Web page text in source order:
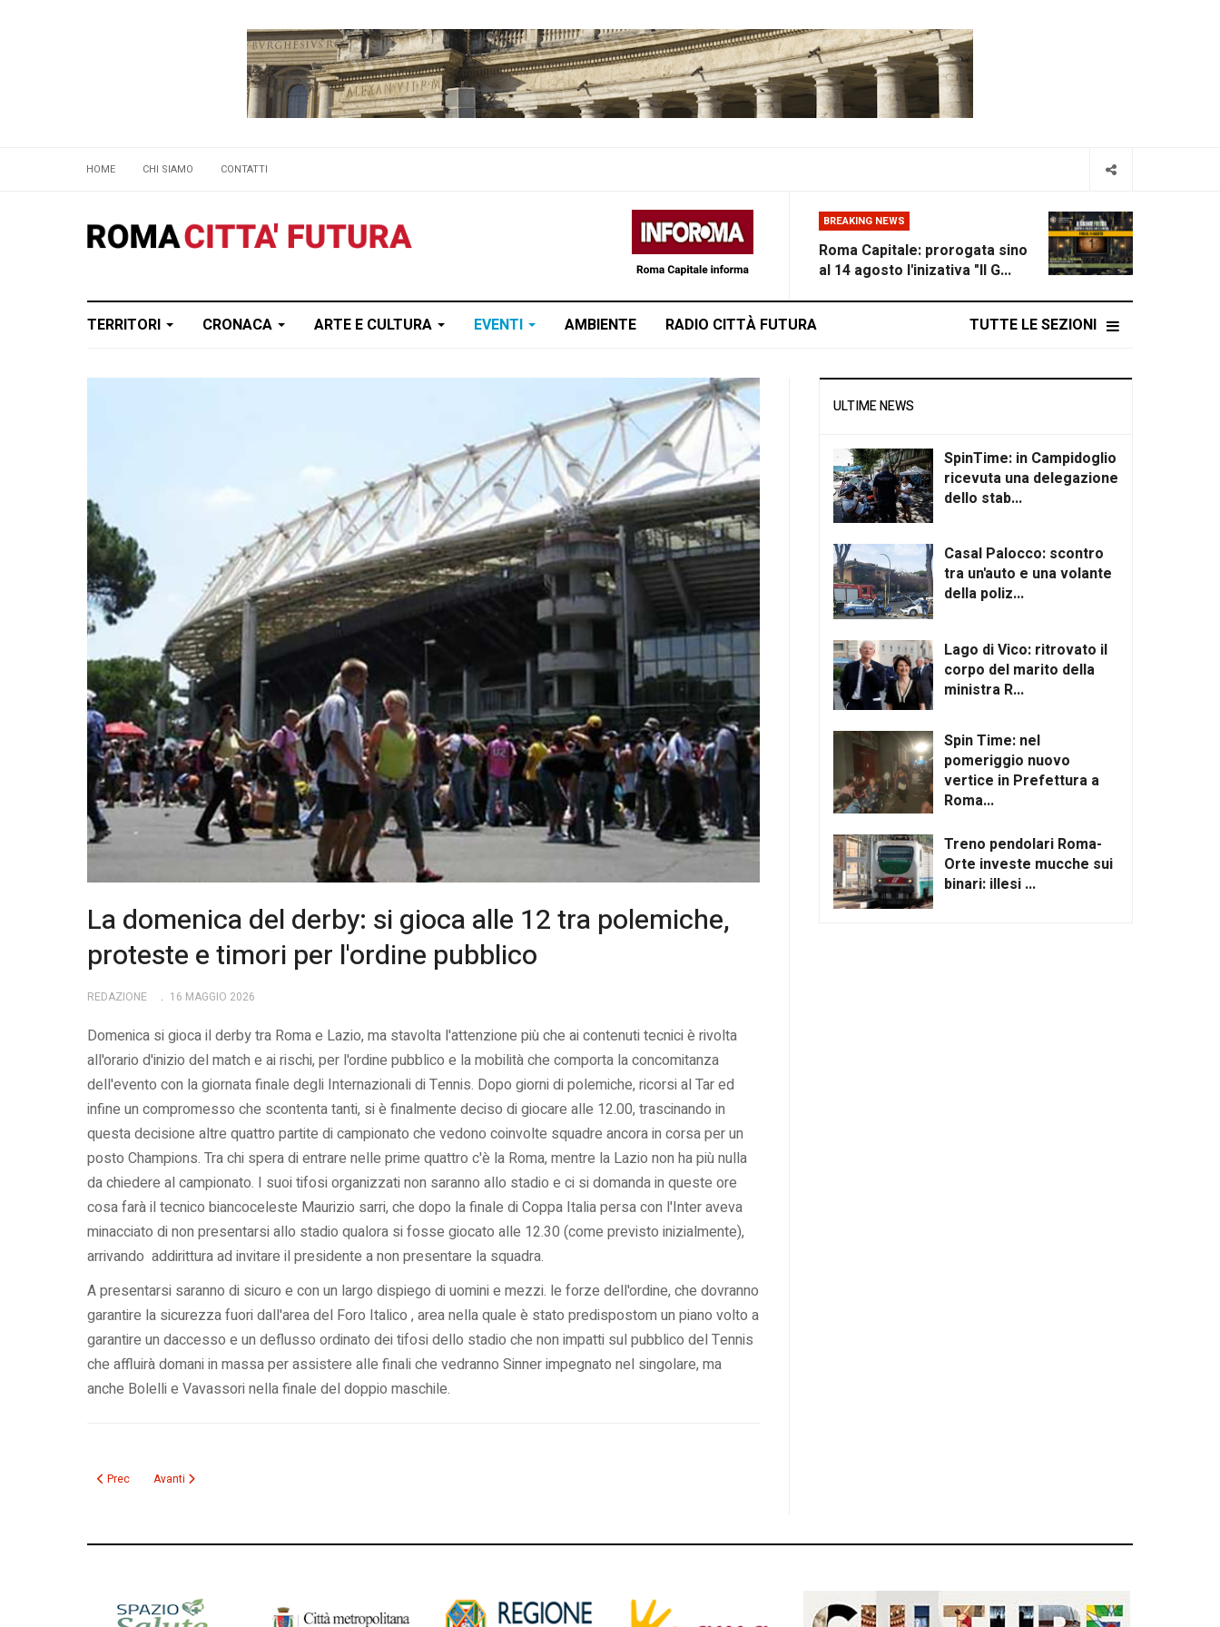
HOME CHI SIAMO CONTATTI
BREAKING NEWS
Roma Capitale: prorogata sino
al 14 agosto l'inizativa "Il G...
TERRITORI CRONACA ARTE E CULTURA EVENTI TUTTE LE SEZIONI
AMBIENTE RADIO CITTÀ FUTURA
La domenica del derby: si gioca alle 12 tra polemiche,
proteste e timori per l'ordine pubblico
REDAZIONE 16 MAGGIO 2026
Domenica si gioca il derby tra Roma e Lazio, ma stavolta l'attenzione più che ai contenuti tecnici è rivolta
all'orario d'inizio del match e ai rischi, per l'ordine pubblico e la mobilità che comporta la concomitanza
dell'evento con la giornata finale degli Internazionali di Tennis. Dopo giorni di polemiche, ricorsi al Tar ed
infine un compromesso che scontenta tanti, si è finalmente deciso di giocare alle 12.00, trascinando in
questa decisione altre quattro partite di campionato che vedono coinvolte squadre ancora in corsa per un
posto Champions. Tra chi spera di entrare nelle prime quattro c'è la Roma, mentre la Lazio non ha più nulla
da chiedere al campionato. I suoi tifosi organizzati non saranno allo stadio e ci si domanda in queste ore
cosa farà il tecnico biancoceleste Maurizio sarri, che dopo la finale di Coppa Italia persa con l'Inter aveva
minacciato di non presentarsi allo stadio qualora si fosse giocato alle 12.30 (come previsto inizialmente),
arrivando addirittura ad invitare il presidente a non presentare la squadra.
A presentarsi saranno di sicuro e con un largo dispiego di uomini e mezzi. le forze dell'ordine, che dovranno
garantire la sicurezza fuori dall'area del Foro Italico , area nella quale è stato predispostom un piano volto a
garantire un daccesso e un deflusso ordinato dei tifosi dello stadio che non impatti sul pubblico del Tennis
che affluirà domani in massa per assistere alle finali che vedranno Sinner impegnato nel singolare, ma
anche Bolelli e Vavassori nella finale del doppio maschile.
Articolo precedente: Festa giallorossa: dopo sette anni la Roma torna in Champions League
Prec Articolo successivo: Derby, raggiunto un accordo: si gioca domenica alle 12
Avanti
ULTIME NEWS
SpinTime: in Campidoglio
ricevuta una delegazione
dello stab...
Casal Palocco: scontro
tra un'auto e una volante
della poliz...
Lago di Vico: ritrovato il
corpo del marito della
ministra R...
Spin Time: nel
pomeriggio nuovo
vertice in Prefettura a
Roma...
Treno pendolari Roma-
Orte investe mucche sui
binari: illesi ...